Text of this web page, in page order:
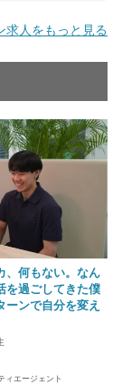
求人をもっと見る
、何もない。なん
を過ごしてきた僕
ーンで自分を変え
ィエージェント